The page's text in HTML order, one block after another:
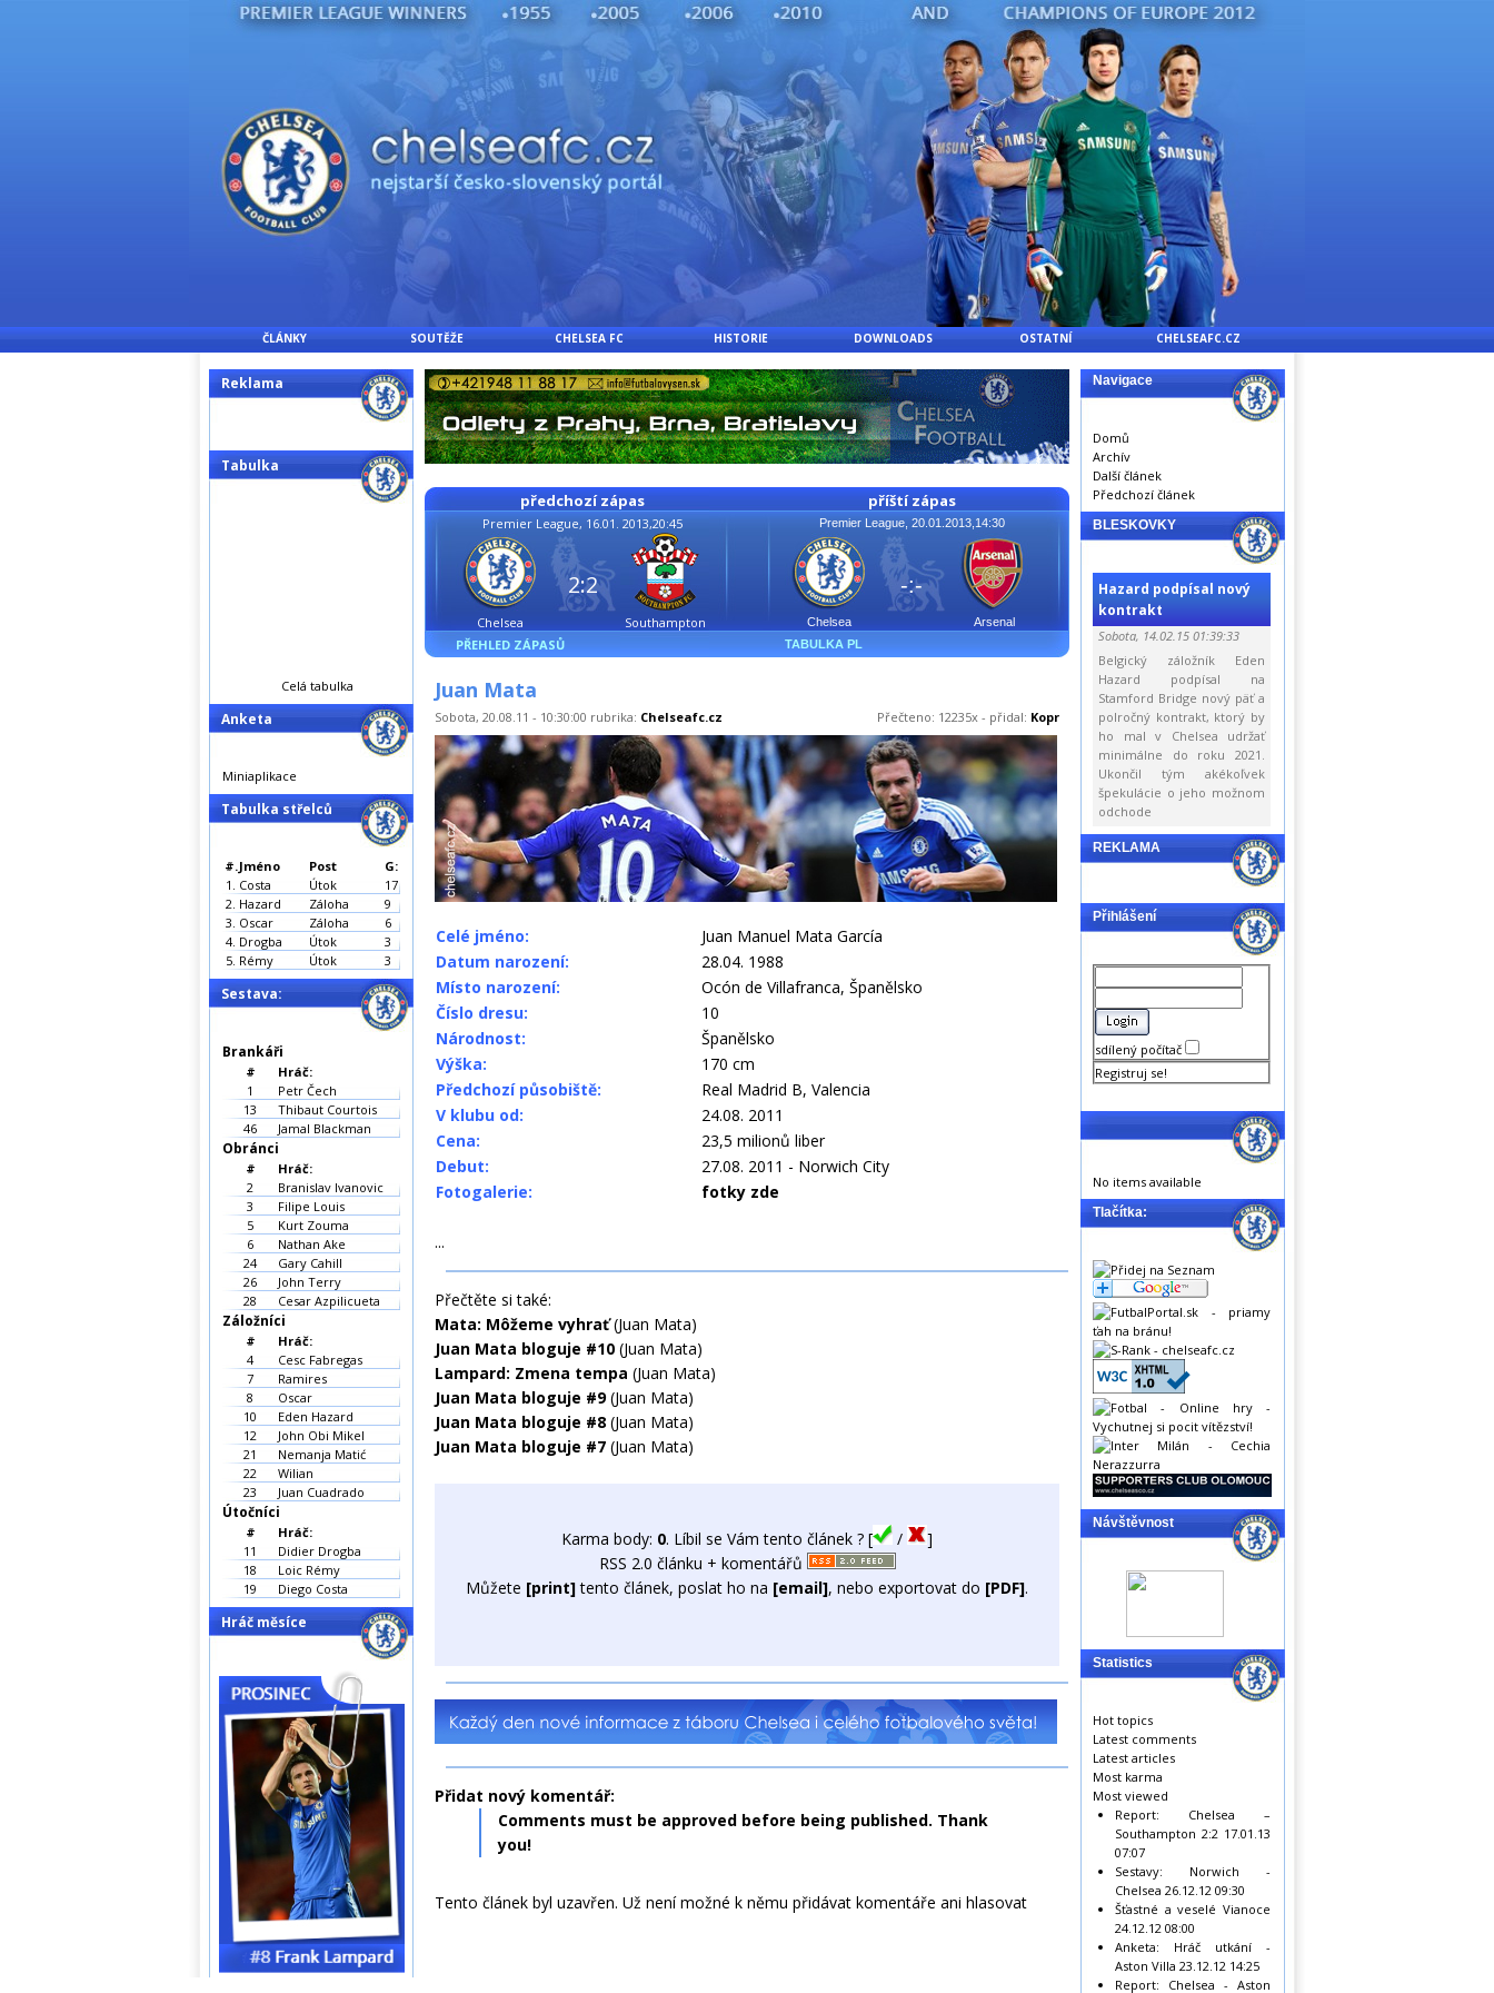
ČLÁNKY SOUTĚŽE CHELSEA FC HISTORIE DOWNLOADS OSTATNÍ CHELSEAFC.CZ
předchozí zápas
Premier League, 16.01. 2013,20:45
Chelsea Southampton
2:2
PŘEHLED ZÁPASŮ
příští zápas
Premier League, 20.01.2013,14:30
Chelsea Arsenal
-:-
TABULKA PL
Juan Mata
Sobota, 20.08.11 - 10:30:00 rubrika: Chelseafc.cz Přečteno: 12235x - přidal: Kopr
Celé jméno:
Juan Manuel Mata García
Datum narození:
28.04. 1988
Místo narození:
Ocón de Villafranca, Španělsko
Číslo dresu:
10
Národnost:
Španělsko
Výška:
170 cm
Předchozí působiště:
Real Madrid B, Valencia
V klubu od:
24.08. 2011
Cena:
23,5 milionů liber
Debut:
27.08. 2011 - Norwich City
Fotogalerie:
fotky zde
...
Přečtěte si také:
Mata: Môžeme vyhrať (Juan Mata)
Juan Mata bloguje #10 (Juan Mata)
Lampard: Zmena tempa (Juan Mata)
Juan Mata bloguje #9 (Juan Mata)
Juan Mata bloguje #8 (Juan Mata)
Juan Mata bloguje #7 (Juan Mata)
Karma body: 0. Líbil se Vám tento článek ? [ /
]
RSS 2.0 článku + komentářů
Můžete [print]tento článek, poslat ho na [email], nebo exportovat do [PDF].
Přidat nový komentář:
Comments must be approved before being published. Thank
you!
Tento článek byl uzavřen. Už není možné k němu přidávat komentáře ani hlasovat
Reklama
Tabulka
Celá tabulka
Anketa
Miniaplikace
Tabulka střelců
#.Jméno Post
G:
1. Costa Útok
17
2. Hazard Záloha
9
3. Oscar Záloha
6
4. Drogba Útok
3
5. Rémy Útok 3
Sestava:
Brankáři
#
Hráč:
1
Petr Čech
13
Thibaut Courtois
46
Jamal Blackman
Obránci
#
Hráč:
2
Branislav Ivanovic
3
Filipe Louis
5
Kurt Zouma
6
Nathan Ake
24
Gary Cahill
26
John Terry
28
Cesar Azpilicueta
Záložníci
#
Hráč:
4
Cesc Fabregas
7
Ramires
8
Oscar
10
Eden Hazard
12
John Obi Mikel
21
Nemanja Matić
22
Wilian
23
Juan Cuadrado
Útočníci
#
Hráč:
11
Didier Drogba
18
Loic Rémy
19
Diego Costa
Hráč měsíce
Navigace
Domů
Archív
Další článek
Předchozí článek
BLESKOVKY
Hazard podpísal nový
kontrakt
Sobota, 14.02.15 01:39:33
Belgický záložník Eden
Hazard podpísal na
Stamford Bridge nový päť a
polročný kontrakt, ktorý by
ho mal v Chelsea udržať
minimálne do roku 2021.
Ukončil tým akékoľvek
špekulácie o jeho možnom
odchode
REKLAMA
Přihlášení
sdílený počítač
Registruj se!
No items available
Tlačítka:
Návštěvnost
Statistics
Hot topics
Latest comments
Latest articles
Most karma
Most viewed
Report: Chelsea –
Southampton 2:2 17.01.13
07:07
Sestavy: Norwich -
Chelsea 26.12.12 09:30
Šťastné a veselé Vianoce
24.12.12 08:00
Anketa: Hráč utkání -
Aston Villa 23.12.12 14:25
Report: Chelsea - Aston